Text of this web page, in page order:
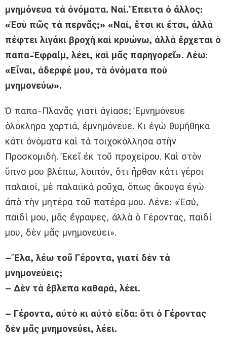
μνημόνευα τὰ ὀνόματα. Ναί. Ἔπειτα ὁ ἄλλος:
«Ἐσὺ πῶς τὰ περνᾶς;» «Ναί, ἔτσι κι ἔτσι, ἀλλὰ
πέφτει λιγάκι βροχὴ καὶ κρυώνω, ἀλλὰ ἔρχεται ὁ
παπα-Ἐφραίμ, λέει, καὶ μᾶς παρηγορεῖ». Λέω:
«Εἶναι, ἀδερφέ μου, τὰ ὀνόματα ποὺ
μνημονεύω».
Ὁ παπα-Πλανᾶς γιατί ἁγίασε; Ἐμνημόνευε
ὁλόκληρα χαρτιά, ἐμνημόνευε. Κι ἐγὼ θυμήθηκα
κάτι ὀνόματα καὶ τὰ τοιχοκόλλησα στὴν
Προσκομιδή. Ἐκεῖ ἐκ τοῦ προχείρου. Καὶ στὸν
ὕπνο μου βλέπω, λοιπόν, ὅτι ἦρθαν κάτι γέροι
παλαιοί, μὲ παλαιϊκὰ ροῦχα, ὅπως ἄκουγα ἐγὼ
ἀπὸ τὴν μητέρα τοῦ πατέρα μου. Λένε: «Ἐσύ,
παιδί μου, μᾶς ἔγραψες, ἀλλὰ ὁ Γέροντας, παιδί
μου, δὲν μᾶς μνημονεύει».
– Ἔλα, λέω τοῦ Γέροντα, γιατί δὲν τὰ
μνημονεύεις;
– Δὲν τὰ ἔβλεπα καθαρά, λέει.
– Γέροντα, αὐτὸ κι αὐτὸ εἶδα: ὅτι ὁ Γέροντας
δὲν μᾶς μνημονεύει, λέει.